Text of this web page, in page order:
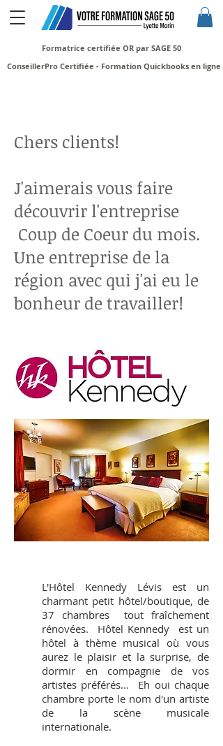
Formatrice certifiée OR par SAGE 50
ConseillerPro Certifiée - Formation Quickbooks en ligne
Chers clients!
J'aimerais vous faire
découvrir l'entreprise
Coup de Coeur du mois.
Une entreprise de la
région avec qui j'ai eu le
bonheur de travailler!
L'Hôtel Kennedy Lévis est un
charmant petit hôtel/boutique, de
37 chambres tout fraîchement
rénovées. Hôtel Kennedy est un
hôtel à thème musical où vous
aurez le plaisir et la surprise, de
dormir en compagnie de vos
artistes préférés... Eh oui chaque
chambre porte le nom d'un artiste
de la scène musicale
internationale.